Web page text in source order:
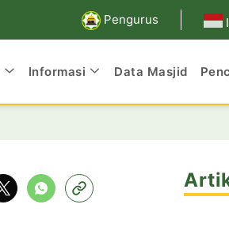
Pengurus
Informasi Data Masjid